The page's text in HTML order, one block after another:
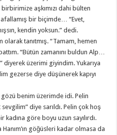
aşkımızı dahi bülten
bir biçimde… “Evet,
kendin yoksun.” dedi.
olarak tanıtmış. “Tamam, hemen
“Bütün zamanını buldun Alp…
üzerimi giyindim. Yukarıya
gezerse diye düşünerek kapıyı
benim üzerimde idi. Pelin
diye sarıldı. Pelin çok hoş
kadına göre boyu uzun sayılırdı.
göğüsleri kadar olmasa da